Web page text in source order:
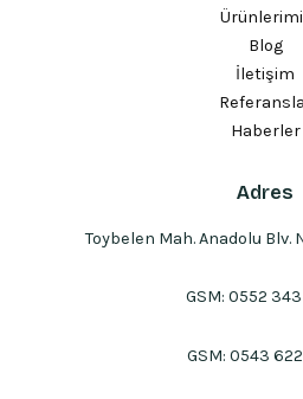
Blog
İletişim
Haberler
Adres
Toybelen Mah. Anadolu Blv.
GSM: 0552 343
GSM: 0543 622